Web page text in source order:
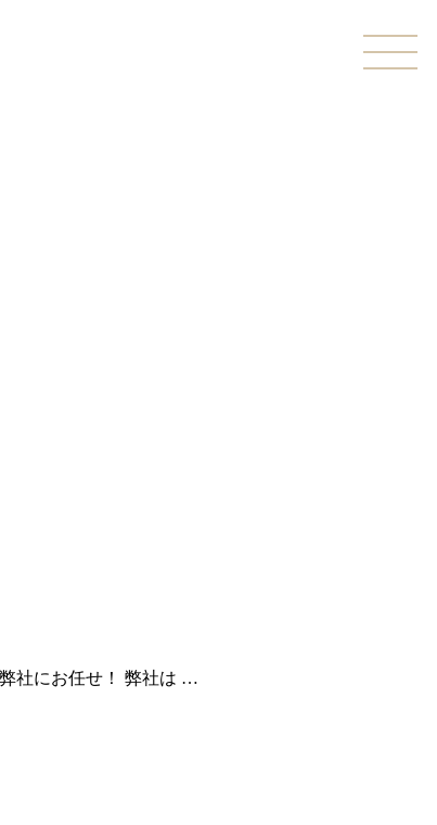
社にお任せ！ 弊社は …